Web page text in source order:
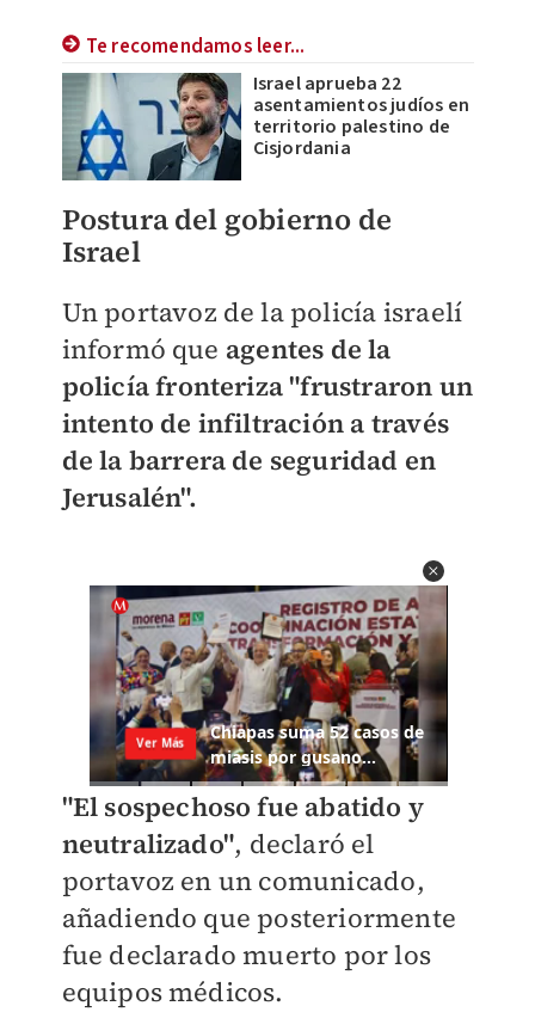
Te recomendamos leer...
Israel aprueba 22
asentamientos judíos en
territorio palestino de
Cisjordania
Postura del gobierno de
Israel
Un portavoz de la policía israelí
informó que agentes de la
policía fronteriza "frustraron un
intento de infiltración a través
de la barrera de seguridad en
Jerusalén".
"El sospechoso fue abatido y
neutralizado", declaró el
portavoz en un comunicado,
añadiendo que posteriormente
fue declarado muerto por los
equipos médicos.